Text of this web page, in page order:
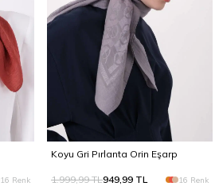
16 Renk
Koyu Gri Pırlanta Orin Eşarp
1.999,99TL949,99 TL 16 Renk